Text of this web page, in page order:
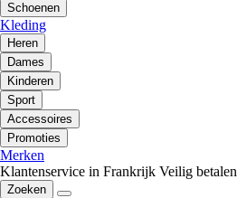
Schoenen
Kleding
Heren
Dames
Kinderen
Sport
Accessoires
Promoties
Merken
Klantenservice in Frankrijk Veilig betalen
Zoeken